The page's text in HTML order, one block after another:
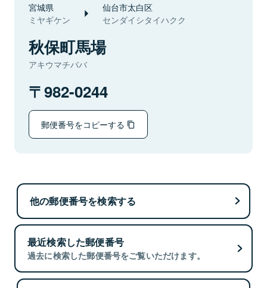
宮城県
ミヤギケン
仙台市太白区
センダイシタイハクク
秋保町馬場
アキウマチババ
982-0244
郵便番号をコピーする
他の郵便番号を検索する
最近検索した郵便番号
過去に検索した郵便番号をご覧いただけます。